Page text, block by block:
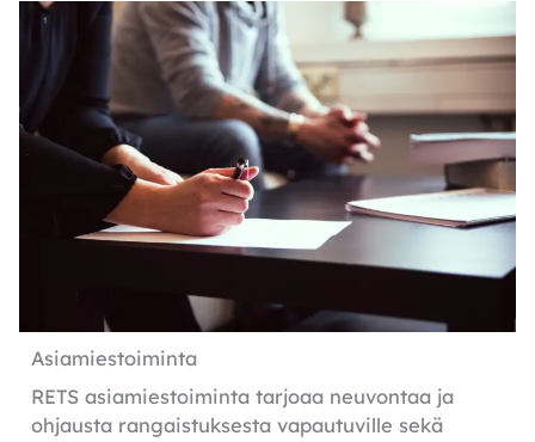
Asiamiestoiminta
RETS asiamiestoiminta tarjoaa neuvontaa ja
ohjausta rangaistuksesta vapautuville sekä